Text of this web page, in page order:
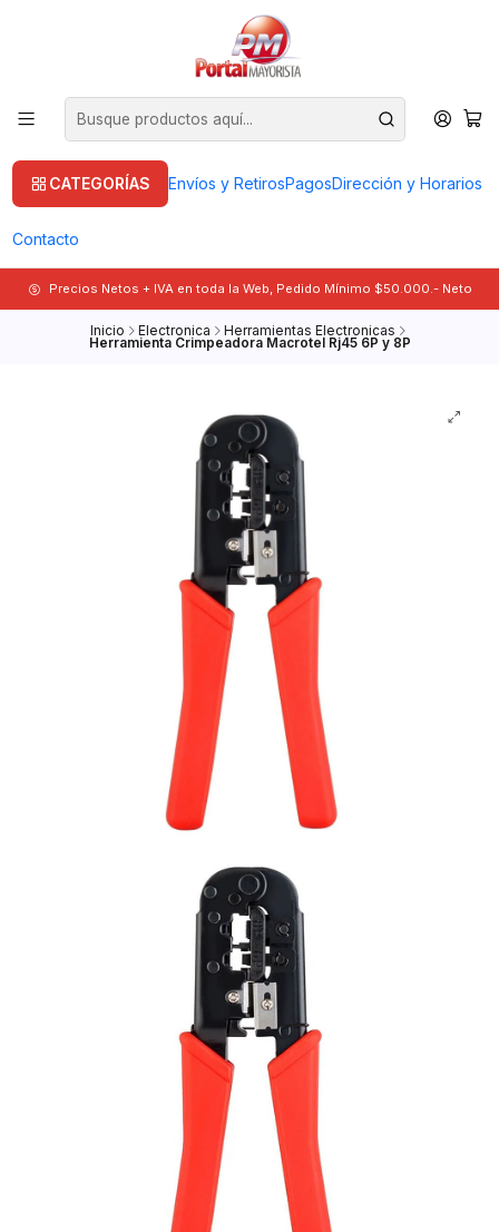
CATEGORÍAS Envíos y RetirosPagosDirección y Horarios
Contacto
Precios Netos + IVA en toda la Web, Pedido Mínimo $50.000.- Neto
Inicio Electronica Herramientas Electronicas
Herramienta Crimpeadora Macrotel Rj45 6P y 8P